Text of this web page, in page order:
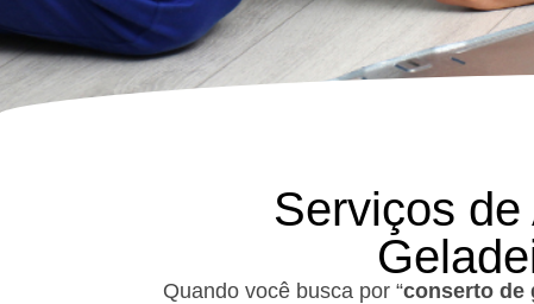
Serviços
Quando você busca por “conserto de